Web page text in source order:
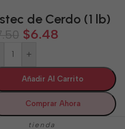
de Cerdo (1 lb)
$6.48
+
Añadir Al Carrito
Comprar Ahora
tienda